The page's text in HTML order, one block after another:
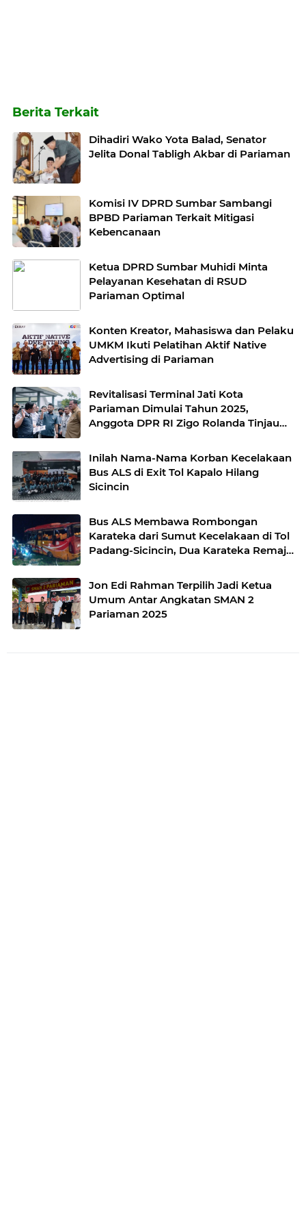
Berita Terkait
Dihadiri Wako Yota Balad, Senator
Jelita Donal Tabligh Akbar di Pariaman
Komisi IV DPRD Sumbar Sambangi
BPBD Pariaman Terkait Mitigasi
Kebencanaan
Ketua DPRD Sumbar Muhidi Minta
Pelayanan Kesehatan di RSUD
Pariaman Optimal
Konten Kreator, Mahasiswa dan Pelaku
UMKM Ikuti Pelatihan Aktif Native
Advertising di Pariaman
Revitalisasi Terminal Jati Kota
Pariaman Dimulai Tahun 2025,
Anggota DPR RI Zigo Rolanda Tinjau
Inilah Nama-Nama Korban Kecelakaan
Bus ALS di Exit Tol Kapalo Hilang
Sicincin
Bus ALS Membawa Rombongan
Karateka dari Sumut Kecelakaan di Tol
Padang-Sicincin, Dua Karateka Remaja
Jon Edi Rahman Terpilih Jadi Ketua
Umum Antar Angkatan SMAN 2
Pariaman 2025